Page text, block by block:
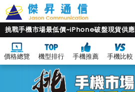
挑戰手機市場最低價~iPhone破盤現貨供應
價格總覽 機型排行 手機推薦 手機比較